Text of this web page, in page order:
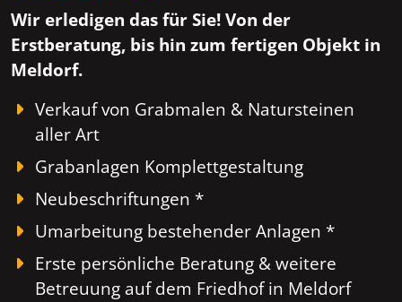
Wir erledigen das für Sie! Von der
Erstberatung, bis hin zum fertigen Objekt in
Meldorf.
Verkauf von Grabmalen & Natursteinen
aller Art
Grabanlagen Komplettgestaltung
Neubeschriftungen *
Umarbeitung bestehender Anlagen *
Erste persönliche Beratung & weitere
Betreuung auf dem Friedhof in Meldorf